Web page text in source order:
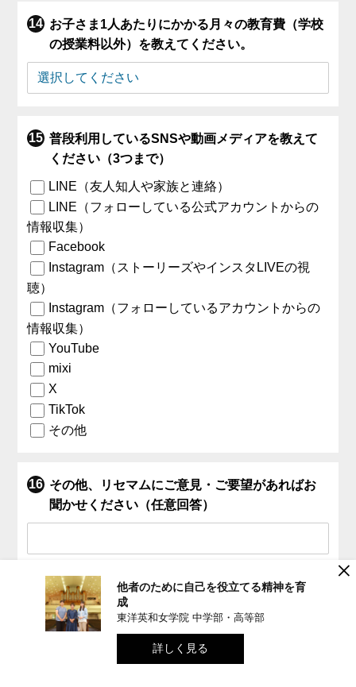
お子さま1人あたりにかかる月々の教育費（学校
の授業料以外）を教えてください。
普段利用しているSNSや動画メディアを教えて
ください（3つまで）
LINE（友人知人や家族と連絡）
LINE（フォローしている公式アカウントからの
情報収集）
Facebook
Instagram（ストーリーズやインスタLIVEの視
聴）
Instagram（フォローしているアカウントからの
情報収集）
YouTube
mixi
X
TikTok
その他
その他、リセマムにご意見・ご要望があればお
聞かせください（任意回答）
×
他者のために自己を役立てる精神を育
成
東洋英和女学院 中学部・高等部
詳しく見る